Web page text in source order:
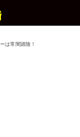
は常闇踏陰！